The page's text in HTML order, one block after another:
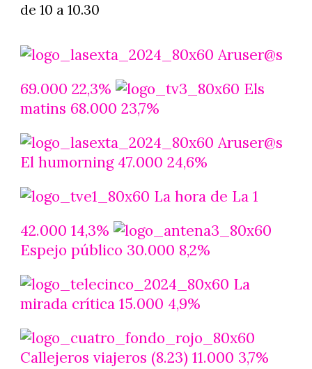
de 10 a 10.30
Aruser@s
69.000 22,3%
Els
matins 68.000 23,7%
Aruser@s
El humorning 47.000 24,6%
La hora de La 1
42.000 14,3%
Espejo público 30.000 8,2%
La
mirada crítica 15.000 4,9%
Callejeros viajeros (8.23) 11.000 3,7%